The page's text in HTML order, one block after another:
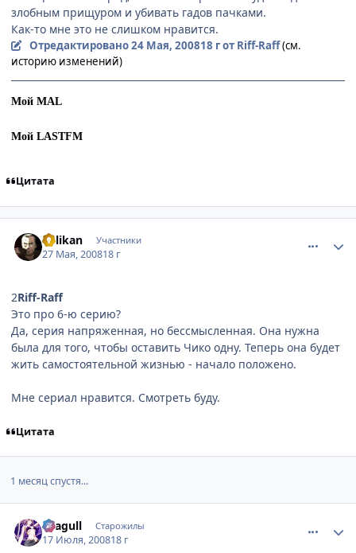
злобным прищуром и убивать гадов пачками.
Как-то мне это не слишком нравится.
Отредактировано24 Мая, 200818 гот Riff-Raff(см.
историю изменений)
Мой MAL
Мой LASTFM
Цитата
Pelikan Участники
27 Мая, 200818 г
2Riff-Raff
Это про 6-ю серию?
Да, серия напряженная, но бессмысленная. Она нужна
была для того, чтобы оставить Чико одну. Теперь она будет
жить самостоятельной жизнью - начало положено.
Мне сериал нравится. Смотреть буду.
Цитата
1 месяц спустя...
Seagull Старожилы
17 Июля, 200818 г